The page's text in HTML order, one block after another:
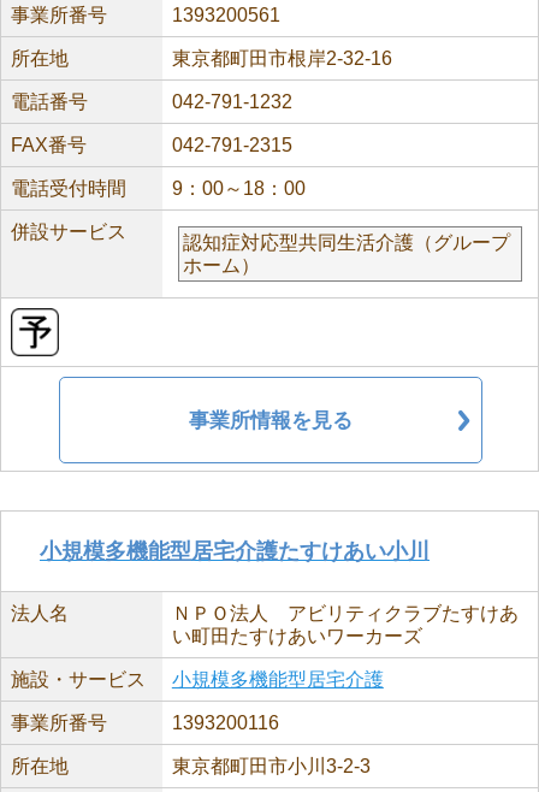
事業所番号 1393200561
所在地 東京都町田市根岸2-32-16
電話番号 042-791-1232
FAX番号 042-791-2315
電話受付時間 9：00～18：00
併設サービス
認知症対応型共同生活介護（グループ
ホーム）
事業所情報を見る
小規模多機能型居宅介護たすけあい小川
法人名
ＮＰＯ法人 アビリティクラブたすけあ
い町田たすけあいワーカーズ
施設・サービス 小規模多機能型居宅介護
事業所番号 1393200116
所在地 東京都町田市小川3-2-3